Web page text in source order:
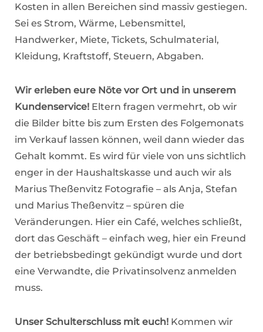
Kosten in allen Bereichen sind massiv gestiegen.
Sei es Strom, Wärme, Lebensmittel,
Handwerker, Miete, Tickets, Schulmaterial,
Kleidung, Kraftstoff, Steuern, Abgaben.
Wir erleben eure Nöte vor Ort und in unserem
Kundenservice! Eltern fragen vermehrt, ob wir
die Bilder bitte bis zum Ersten des Folgemonats
im Verkauf lassen können, weil dann wieder das
Gehalt kommt. Es wird für viele von uns sichtlich
enger in der Haushaltskasse und auch wir als
Marius Theßenvitz Fotografie – als Anja, Stefan
und Marius Theßenvitz – spüren die
Veränderungen. Hier ein Café, welches schließt,
dort das Geschäft – einfach weg, hier ein Freund
der betriebsbedingt gekündigt wurde und dort
eine Verwandte, die Privatinsolvenz anmelden
muss.
Unser Schulterschluss mit euch! Kommen wir